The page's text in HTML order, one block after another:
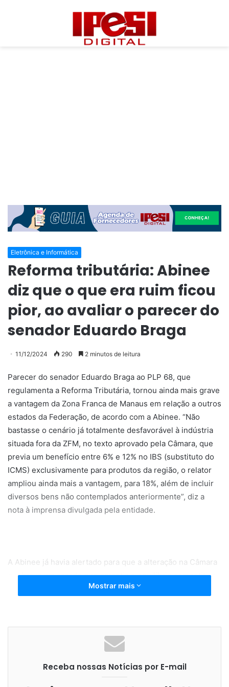
Eletrônica e Informática
Reforma tributária: Abinee
diz que o que era ruim ficou
pior, ao avaliar o parecer do
senador Eduardo Braga
11/12/2024 290 2 minutos de leitura
Parecer do senador Eduardo Braga ao PLP 68, que
regulamenta a Reforma Tributária, tornou ainda mais grave
a vantagem da Zona Franca de Manaus em relação a outros
estados da Federação, de acordo com a Abinee. “Não
bastasse o cenário já totalmente desfavorável à indústria
situada fora da ZFM, no texto aprovado pela Câmara, que
previa um benefício entre 6% e 12% no IBS (substituto do
ICMS) exclusivamente para produtos da região, o relator
ampliou ainda mais a vantagem, para 18%, além de incluir
diversos bens não contemplados anteriormente”, diz a
nota à imprensa divulgada pela entidade.
A Abinee já havia alertado para que a alteração na Câmara
quebrava um acordo que garantia o equilíbrio competitivo
existente entre a Zona Franca de Manaus e os outros
Humberto Barbato. Segundo ele, se o quadro permanecer
assim, pode originar um aumento de no mínimo 18% nos
preços dos computadores, celulares e demais bens de
TICs fabricados fora da ZFM.
Mostrar mais
Receba nossas Notícias por E-mail